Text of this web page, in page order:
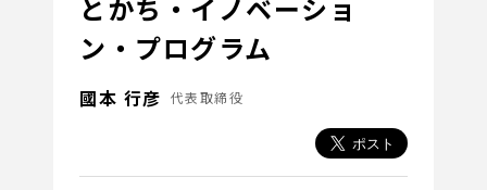
とかち・イノベーショ
ン・プログラム
國本 行彦 代表取締役